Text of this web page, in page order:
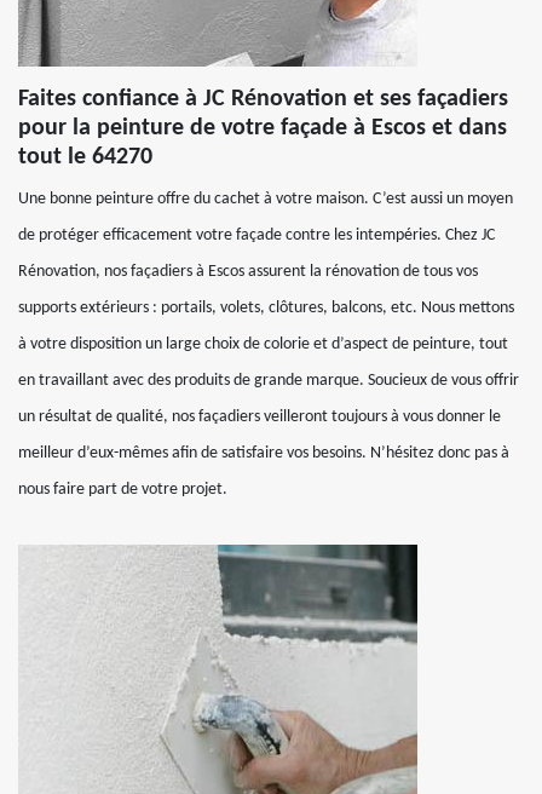
Faites confiance à JC Rénovation et ses façadiers
pour la peinture de votre façade à Escos et dans
tout le 64270
Une bonne peinture offre du cachet à votre maison. C’est aussi un moyen
de protéger efficacement votre façade contre les intempéries. Chez JC
Rénovation, nos façadiers à Escos assurent la rénovation de tous vos
supports extérieurs : portails, volets, clôtures, balcons, etc. Nous mettons
à votre disposition un large choix de colorie et d’aspect de peinture, tout
en travaillant avec des produits de grande marque. Soucieux de vous offrir
un résultat de qualité, nos façadiers veilleront toujours à vous donner le
meilleur d’eux-mêmes afin de satisfaire vos besoins. N’hésitez donc pas à
nous faire part de votre projet.